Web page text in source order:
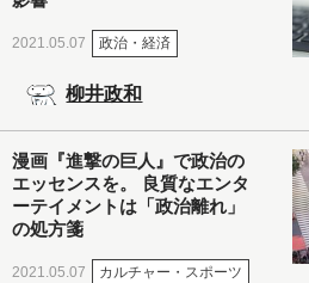
2021.05.07 政治・経済
柳井政和
漫画『進撃の巨人』で政治の
エッセンスを。 良質なエンタ
ーテイメントは「政治離れ」
の処方箋
2021.05.07 カルチャー・スポーツ